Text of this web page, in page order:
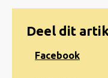
pdf
Deel dit
Share
Facebook